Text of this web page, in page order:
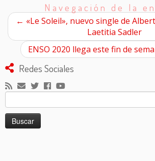
Navegación de la
← «Le Soleil», nuevo single de
Laetitia Sadler
ENSO 2020 llega este fin de
Redes Sociales
Buscar: